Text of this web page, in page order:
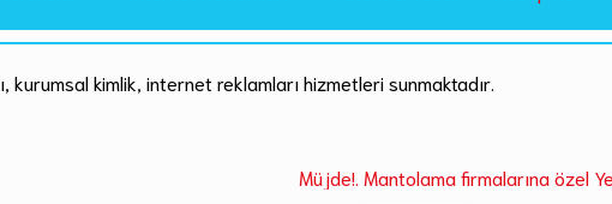
kimlik, internet reklamları hizmetleri sunmaktadır.
Müjde!. Mantolama firmalarına özel Yeni